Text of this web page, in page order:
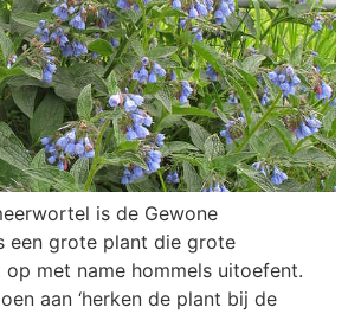
is de Gewone
een grote plant die grote
met name hommels uitoefent.
aan ‘herken de plant bij de